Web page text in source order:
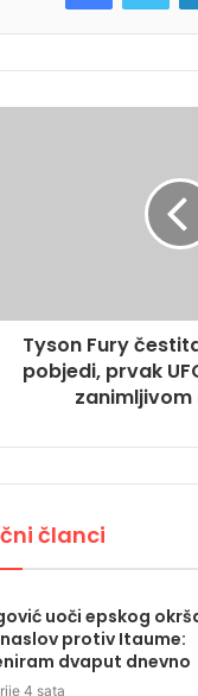
Tyson Fury
pobjedi, prvak
članci
uoči epskog
protiv Itaume:
dvaput dnevno
4 sata